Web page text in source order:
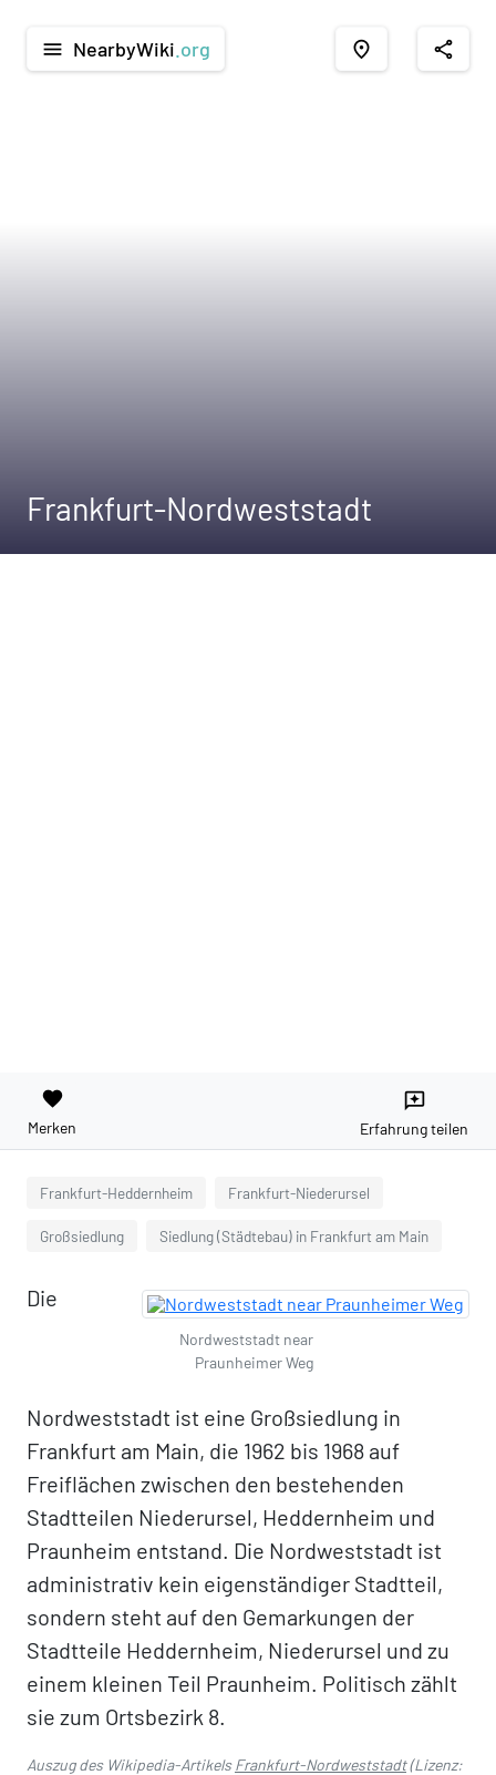
menu NearbyWiki .org place share
Frankfurt-Nordweststadt
favorite
Merken
reviews
Erfahrung teilen
Frankfurt-Heddernheim Frankfurt-Niederursel
Großsiedlung Siedlung (Städtebau) in Frankfurt am Main
Nordweststadt near
Praunheimer Weg
Die
Nordweststadt ist eine Großsiedlung in
Frankfurt am Main, die 1962 bis 1968 auf
Freiflächen zwischen den bestehenden
Stadtteilen Niederursel, Heddernheim und
Praunheim entstand. Die Nordweststadt ist
administrativ kein eigenständiger Stadtteil,
sondern steht auf den Gemarkungen der
Stadtteile Heddernheim, Niederursel und zu
einem kleinen Teil Praunheim. Politisch zählt
sie zum Ortsbezirk 8.
Auszug des Wikipedia-ArtikelsFrankfurt-Nordweststadt(Lizenz: